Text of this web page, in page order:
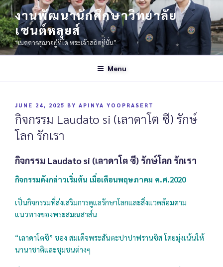
งานพัฒนานักศึกษาวิทยาลัย
เซนต์หลุยส์
“เมตตากรุณาอยู่ที่ใด พระเจ้าสถิตที่นั่น”
Menu
JUNE 24, 2025 BY APINYA YOOPRASERT
กิจกรรม Laudato si (เลาดาโต ซี) รักษ์
โลก รักเรา
กิจกรรม Laudato si (เลาดาโต ซี) รักษ์โลก รักเรา
กิจกรรมดังกล่าวเริ่มต้น เมื่อเดือนพฤษภาคม ค.ศ.2020
เป็นกิจกรรมที่ส่งเสริมการดูแลรักษาโลกและสิ่งแวดล้อมตาม
แนวทางของพระสมณสาส์น
“เลาดาโตซี” ของ สมเด็จพระสันตะปาปาฟรานซิส โดยมุ่งเน้นให้
นานาชาติและชุมชนต่างๆ